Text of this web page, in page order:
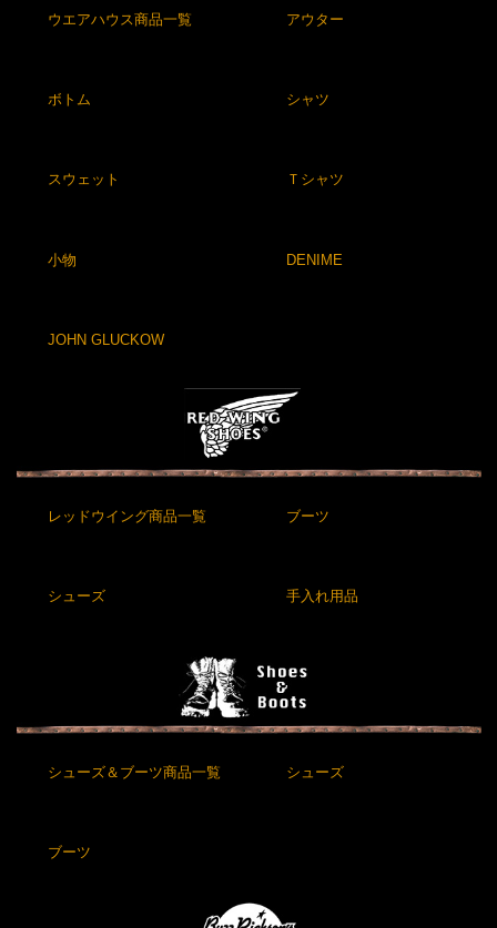
ウエアハウス商品一覧 アウター
ボトム シャツ
スウェット Ｔシャツ
小物 DENIME
JOHN GLUCKOW
レッドウイング商品一覧 ブーツ
シューズ 手入れ用品
シューズ＆ブーツ商品一覧 シューズ
ブーツ